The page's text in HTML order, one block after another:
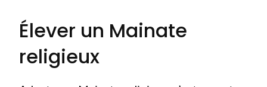
Élever un Mainate
religieux